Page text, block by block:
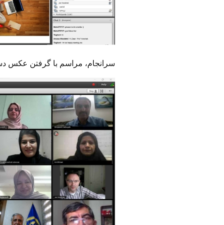
سرانجام، مراسم با گرفتن عکس